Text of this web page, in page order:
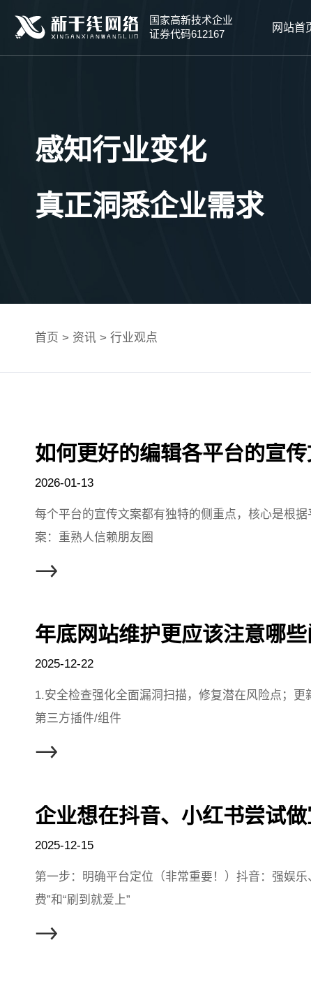
国家高新技术企业
证券代码612167
网站首
感知行业变化
真正洞悉企业需求
首页 > 资讯 > 行业观点
如何更好的编辑各平台的宣传
2026-01-13
每个平台的宣传文案都有独特的侧重点，核心是根
案：重熟人信赖朋友圈
年底网站维护更应该注意哪些
2025-12-22
1.安全检查强化全面漏洞扫描，修复潜在风险点；
第三方插件/组件
2025-12-15
第一步：明确平台定位（非常重要！）抖音：强娱
费”和“刷到就爱上”